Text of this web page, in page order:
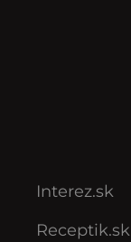
Interez.sk
Receptik.sk